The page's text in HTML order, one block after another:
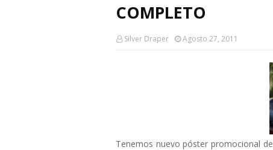
COMPLETO
Silver Draper Agosto 27, 2011
Tenemos nuevo póster promocional de